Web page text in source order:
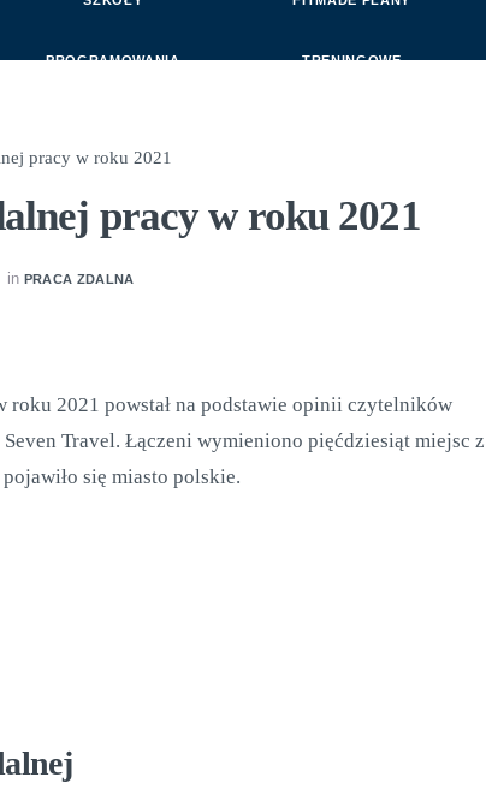
PROGRAMOWANIA TRENINGOWE
pracy w roku 2021
pracy w roku 2021
in PRACA ZDALNA
2021 powstał na podstawie opinii czytelników
Travel. Łączeni wymieniono pięćdziesiąt miejsc z
się miasto polskie.